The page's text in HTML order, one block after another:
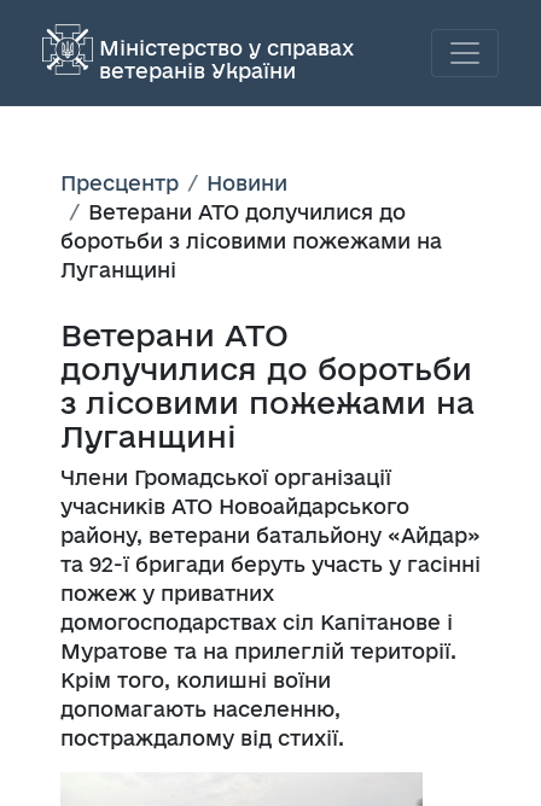
Міністерство у справах
ветеранів України
Пресцентр
Новини
Ветерани АТО долучилися до
боротьби з лісовими пожежами на
Луганщині
Ветерани АТО
долучилися до боротьби
з лісовими пожежами на
Луганщині
Члени Громадської організації
учасників АТО Новоайдарського
району, ветерани батальйону «Айдар»
та 92-ї бригади беруть участь у гасінні
пожеж у приватних
домогосподарствах сіл Капітанове і
Муратове та на прилеглій території.
Крім того, колишні воїни
допомагають населенню,
постраждалому від стихії.